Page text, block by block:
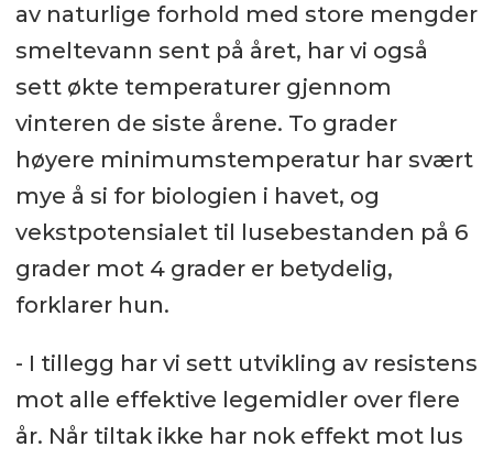
av naturlige forhold med store mengder
smeltevann sent på året, har vi også
sett økte temperaturer gjennom
vinteren de siste årene. To grader
høyere minimumstemperatur har svært
mye å si for biologien i havet, og
vekstpotensialet til lusebestanden på 6
grader mot 4 grader er betydelig,
forklarer hun.
- I tillegg har vi sett utvikling av resistens
mot alle effektive legemidler over flere
år. Når tiltak ikke har nok effekt mot lus